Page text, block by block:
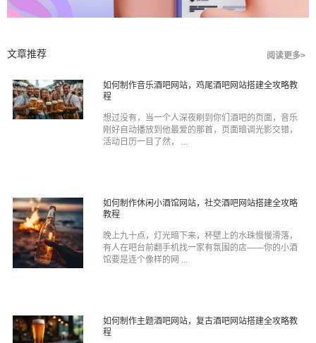
文章推荐 阅读更多>
如何制作音乐酒吧网站，鸡尾酒吧网站搭建全攻略教
程
想过没有，当一个人深夜刷到你们酒吧的页面，音乐
刚好自动播放到他最爱的那首，页面暗调光影交错，
活动日历一目了然， ...
如何制作休闲小酒馆网站，社交酒吧网站搭建全攻略
教程
晚上九十点，灯光暗下来，杯壁上的水珠慢慢滑落，
有人在吧台前翻手机找一家有氛围的店——你的小酒
馆要是连个像样的网 ...
如何制作主题酒吧网站，复古酒吧网站搭建全攻略教
程